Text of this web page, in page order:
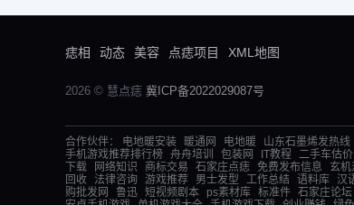
痣相 动态 美容 点痣项目 XML地图
2026 © 慧点痣 冀ICP备2022029087号
合作伙伴： 电地暖安装 暖通网 电地暖 山东石墨烯发热线
手机游戏推荐排行榜 舟舟培训 包装网 IT教程 二手车估价
下载
网络知识 商标交易 石家庄点痣 免费发布信息 玄机
回收
法律咨询 游戏推荐 男士发型 工作总结 语料库 汉
购批发网
鲁迅 短视频剧本 ps素材库 标准件 石家庄论坛